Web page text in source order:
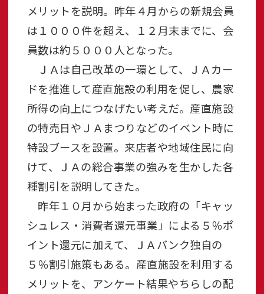
メリットを説明。昨年４月からの新規会員
は１０００件を超え、１２月末までに、会
員数は約５０００人となった。
ＪＡは自己改革の一環として、ＪＡカー
ドを推進して産直施設の利用を促し、農家
所得の向上につなげたい考えだ。産直施設
の特売日やＪＡまつりなどのイベント時に
特設ブースを設置。来店者や地域住民に向
けて、ＪＡの総合事業の強みを生かした各
種割引を説明してきた。
昨年１０月から始まった政府の「キャッ
シュレス・消費者還元事業」による５％ポ
イント還元に加えて、ＪＡバンク独自の
５％割引施策もある。産直施設を利用する
メリットを、アンケート結果やちらしの配